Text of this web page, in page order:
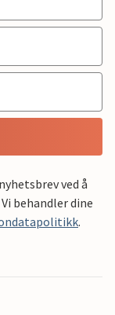
ved å
behandler dine
.